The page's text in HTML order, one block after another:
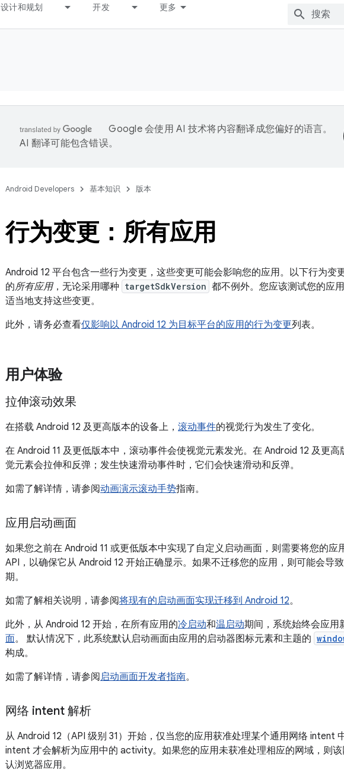
设计和规划 开发 更多
Google 会使用 AI 技术将内容翻译成您偏好的语言。
AI 翻译可能包含错误。
Android Developers 基本知识 版本
行为变更：所有应用
Android 12 平台包含一些行为变更，这些变更可能会影响您的应用。以下行为变
的所有应用，无论采用哪种 targetSdkVersion 都不例外。您应该测试您的应
适当地支持这些变更。
此外，请务必查看仅影响以 Android 12 为目标平台的应用的行为变更列表。
用户体验
拉伸滚动效果
在搭载 Android 12 及更高版本的设备上， 滚动事件的视觉行为发生了变化。
在 Android 11 及更低版本中，滚动事件会使视觉元素发光。在 Android 12 及更
觉元素会拉伸和反弹；发生快速滑动事件时，它们会快速滑动和反弹。
如需了解详情，请参阅动画演示滚动手势指南。
应用启动画面
如果您之前在 Android 11 或更低版本中实现了自定义启动画面，则需要将您的应
API，以确保它从 Android 12 开始正确显示。如果不迁移您的应用，则可能会导
期。
如需了解相关说明，请参阅将现有的启动画面实现迁移到 Android 12。
此外，从 Android 12 开始，在所有应用的冷启动和温启动期间，系统始终会应用
面。 默认情况下，此系统默认启动画面由应用的启动器图标元素和主题的
构成。
如需了解详情，请参阅启动画面开发者指南。
网络 intent 解析
从 Android 12（API 级别 31）开始，仅当您的应用获准处理某个通用网络 intent
intent 才会解析为应用中的 activity。如果您的应用未获准处理相应的网域，则
认浏览器应用。